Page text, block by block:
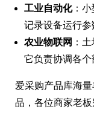
工业自动化：小
记录设备运行参
农业物联网 ：
它负责协调各个
爱采购产品库海
品，各位商家老板